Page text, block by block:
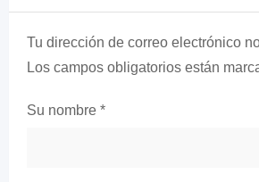
Tu dirección de correo electrónico
Los campos obligatorios están
Su nombre *